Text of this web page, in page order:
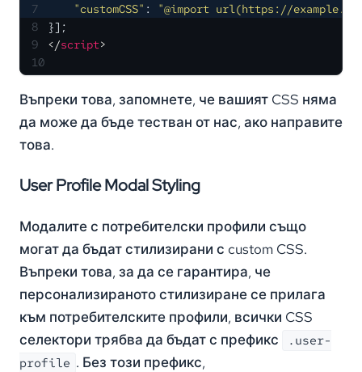
7
"customCSS" :
"@import url(https://
8
}];
9
</script>
10
Въпреки това, запомнете, че вашият CSS няма
да може да бъде тестван от нас, ако направите
това.
User Profile Modal Styling
Модалите с потребителски профили също
могат да бъдат стилизирани с custom CSS.
Въпреки това, за да се гарантира, че
персонализираното стилизиране се прилага
към потребителските профили, всички CSS
селектори трябва да бъдат с префикс
.user-
profile . Без този префикс,